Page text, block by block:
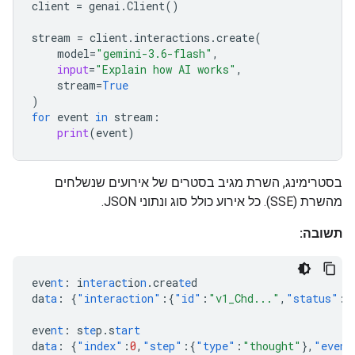
client = genai .Client()
stream = client. interactions .create(
model="gemini-3.6-flash" ,
input="Explain how AI works" ,
stream=True
)
for event in stream :
print(event)
בסטרימינג, השרת מגיב בסטרים של אירועים שנשלחים
מהשרת (SSE). כל אירוע כולל סוג ונתוני JSON.
תשובה:
event : interaction .created
data : {"interaction" :{"id" : "v1_Chd..." , "status" :
event : step.start
data : {"index" :0, "step" :{"type" : "thought" },